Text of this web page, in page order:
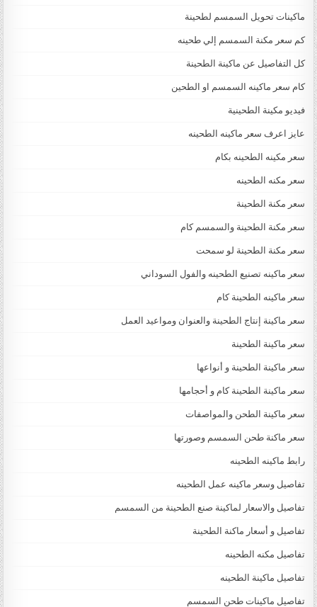
ماكينات تحويل السمسم لطحينة
كم سعر مكنة السمسم إلي طحينه
كل التفاصيل عن ماكينة الطحينة
كام سعر ماكينه السمسم او الطحين
فيديو مكينة الطحينية
عايز اعرف سعر ماكينه الطحينه
سعر مكينه الطحينه بكام
سعر مكنه الطحينه
سعر مكنة الطحينة
سعر مكنة الطحينة والسمسم كام
سعر مكنة الطحينة لو سمحت
سعر ماكينه تصنيع الطحينه والفول السوداني
سعر ماكينه الطحينة كام
سعر ماكينة إنتاج الطحينة والعنوان ومواعيد العمل
سعر ماكينة الطحينة
سعر ماكينة الطحينة و أنواعها
سعر ماكينة الطحينة كام و أحجامها
سعر ماكينة الطحن والمواصفات
سعر ماكنة طحن السمسم وصورتها
رابط ماكينه الطحينه
تفاصيل وسعر ماكينه عمل الطحينه
تفاصيل والاسعار لماكينة صنع الطحينة من السمسم
تفاصيل و أسعار ماكنة الطحينة
تفاصيل مكنه الطحينه
تفاصيل ماكينة الطحينه
تفاصيل ماكينات طحن السمسم